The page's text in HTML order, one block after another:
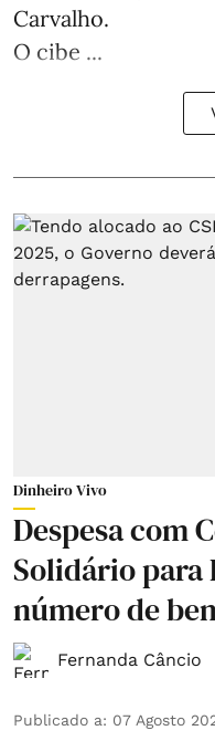
Carvalho.
O cibe ...
Dinheiro Vivo
Despesa com
Solidário para
número de
Fernanda Câncio
Publicado a: 07 Agosto